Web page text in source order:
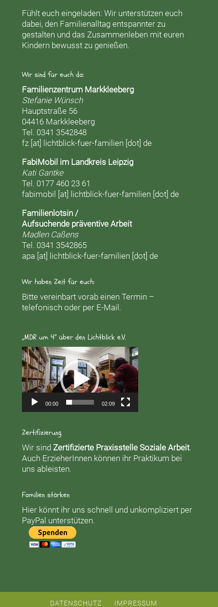
Fühlt euch eingeladen: Wir unterstützen euch
dabei, den Familienalltag entspannter zu
gestalten und das Zusammenleben mit euren
Kindern bewusst zu genießen.
Wir sind für euch da:
Familienzentrum Markkleeberg
Stefanie Wünsch
Hauptstraße 56
04416 Markkleeberg
Tel. 0341 3542848
fz [at] lichtblick-fuer-familien [dot] de
FabiMobil im Landkreis Leipzig
Kati Gantke
Tel. 0177 460 23 61
fabimobil [at] lichtblick-fuer-familien [dot] de
Familienlotsin /
Aufsuchende präventive Arbeit
Madlen Caßens
Tel. 0341 3542865
apa [at] lichtblick-fuer-familien [dot] de
Wir haben Zeit für euch:
Bitte vereinbart vorab einen Termin –
telefonisch oder per E-Mail.
„MDR um 4“ über den Lichtblick e.V.
Video-
Player
00:00 02:09
Zertifizierung
Wir sind Zertifizierte Praxisstelle Soziale Arbeit.
Auch ErzieherInnen können ihr Praktikum bei
uns ableisten.
Familien stärken
Hier könnt ihr uns schnell und unkompliziert per
PayPal unterstützen.
DATENSCHUTZ IMPRESSUM